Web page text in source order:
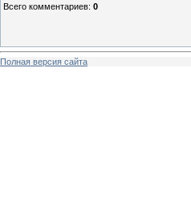
Всего комментариев: 0
Полная версия сайта